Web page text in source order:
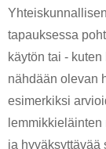
tapauksessa
käytön tai -
nähdään olevan
esimerkiksi
ja hyväksyttävää